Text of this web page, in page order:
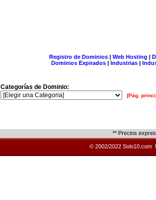
Registro de Dominios| Web Hosting |
Dominios Expirados | Industrias |
Categorías de Dominio:
[Pág.
** Precios
© 2002/2022 Solo10.com